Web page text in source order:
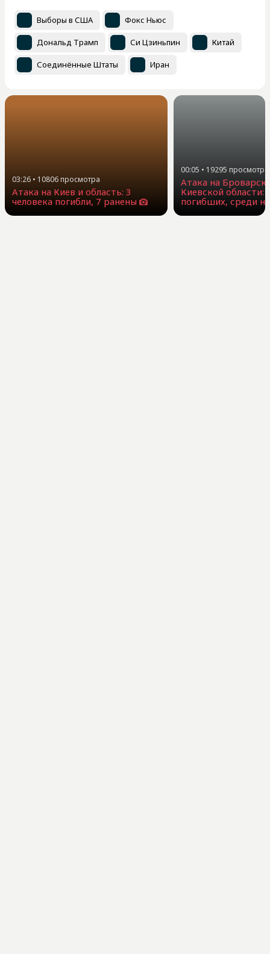
Выборы в США Фокс Ньюс
Дональд Трамп Си Цзиньпин Китай
Соединённые Штаты Иран
03:26 • 10806просмотра
Атака на Киев и область: 3
человека погибли, 7 ранены
00:05 • 19295 просмотра
Атака на
Киевской области:
погибших, среди